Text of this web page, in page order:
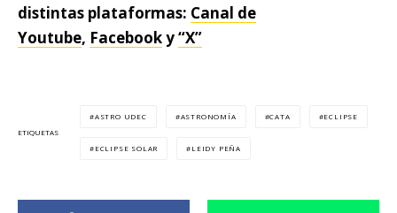
distintas plataformas: Canal de
Youtube, Facebooky“X”
ETIQUETAS
ASTRO UDEC ASTRONOMÍA CATA ECLIPSE
ECLIPSE SOLAR LEIDY PEÑA